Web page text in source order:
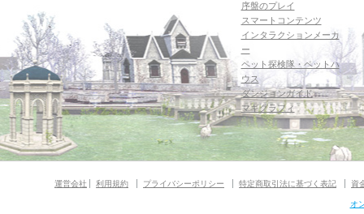
序盤のプレイ
スマートコンテンツ
インタラクションメーカ
ー
ペット探検隊・ペットハ
ウス
ダンジョンガイド
マギグラフィ
運営会社 利用規約 プライバシーポリシー 特定商取引法に基づく表記 資
オ